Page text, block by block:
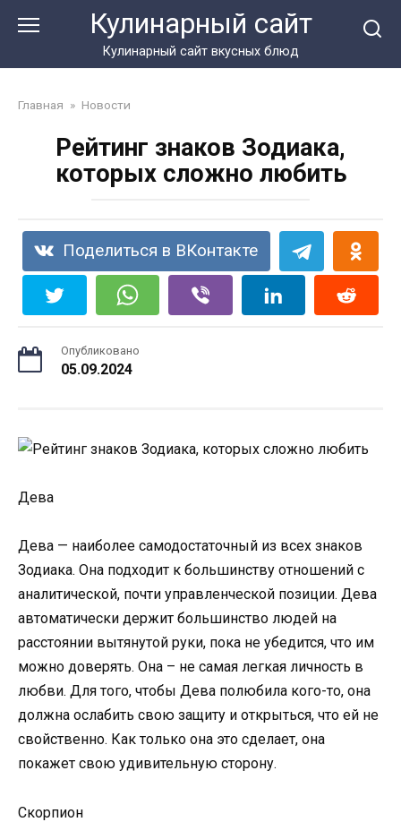
Кулинарный сайт
Кулинарный сайт вкусных блюд
Главная » Новости
Рейтинг знаков Зодиака,
которых сложно любить
Поделиться в ВКонтакте
Опубликовано
05.09.2024
Дева
Дева — наиболее самодостаточный из всех знаков
Зодиака. Она подходит к большинству отношений с
аналитической, почти управленческой позиции. Дева
автоматически держит большинство людей на
расстоянии вытянутой руки, пока не убедится, что им
можно доверять. Она – не самая легкая личность в
любви. Для того, чтобы Дева полюбила кого-то, она
должна ослабить свою защиту и открыться, что ей не
свойственно. Как только она это сделает, она
покажет свою удивительную сторону.
Скорпион